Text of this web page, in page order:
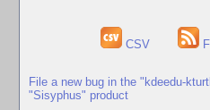
CSV
File a new bug in the "kdeedu-
"Sisyphus" product